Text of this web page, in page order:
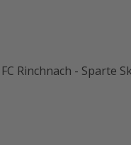
Rinchnach - Sparte